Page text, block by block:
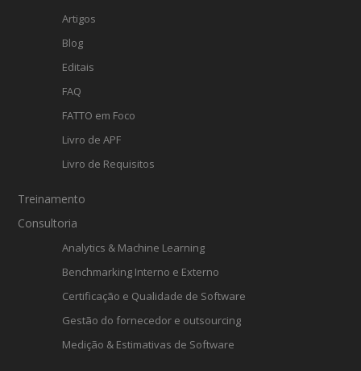
Artigos
Blog
Editais
FAQ
FATTO em Foco
Livro de APF
Livro de Requisitos
Treinamento
Consultoria
Analytics & Machine Learning
Benchmarking Interno e Externo
Certificação e Qualidade de Software
Gestão do fornecedor e outsourcing
Medição & Estimativas de Software